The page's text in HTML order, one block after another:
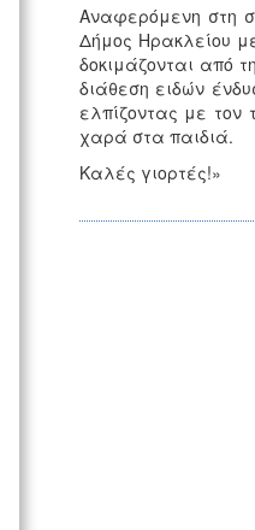
Αναφερόμενη στη
Δήμος Ηρακλείου
δοκιμάζονται από
διάθεση ειδών
ελπίζοντας με
χαρά στα παιδιά.
Καλές γιορτές!»